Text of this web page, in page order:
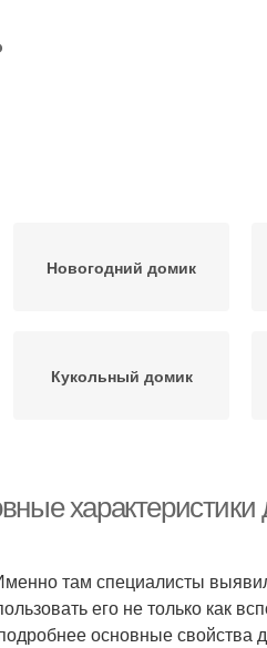
Новогодний домик
Кукольный домик
характеристики
там специалисты
его не только как
основные свойства